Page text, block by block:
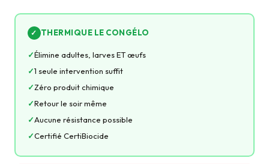
✓ THERMIQUE LE CONGÉLO
Élimine adultes, larves ET œufs
1 seule intervention suffit
Zéro produit chimique
Retour le soir même
Aucune résistance possible
Certifié CertiBiocide